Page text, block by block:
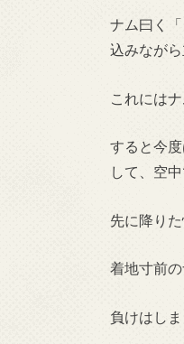
ナム曰く
込みながら
これにはナ
すると今
して、空
先に降り
着地寸前
負けはし